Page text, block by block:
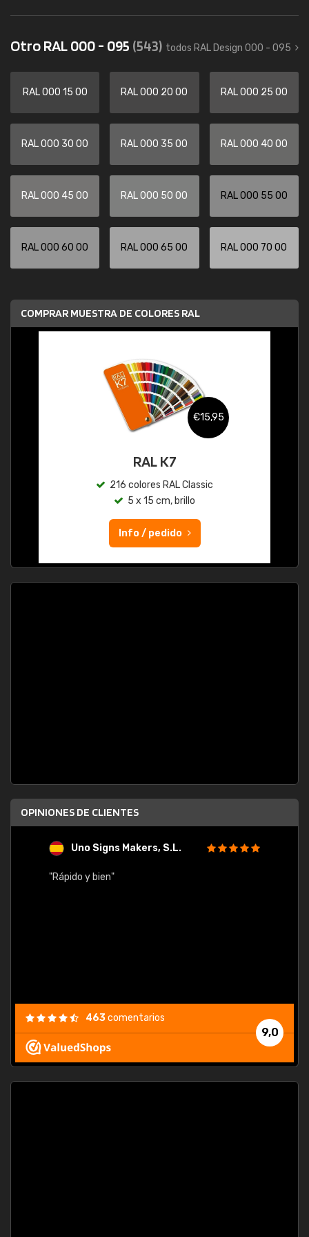
Otro RAL 000 - 095 (543) todos RAL Design 000 - 095
RAL 000 15 00 RAL 000 20 00 RAL 000 25 00
RAL 000 30 00 RAL 000 35 00 RAL 000 40 00
RAL 000 45 00 RAL 000 50 00 RAL 000 55 00
RAL 000 60 00 RAL 000 65 00 RAL 000 70 00
COMPRAR MUESTRA DE COLORES RAL
€15,95
RAL K7
216 colores RAL Classic
5 x 15 cm, brillo
Info / pedido
OPINIONES DE CLIENTES
Uno Signs Makers, S.L.
"Rápido y bien"
9,0
463comentarios